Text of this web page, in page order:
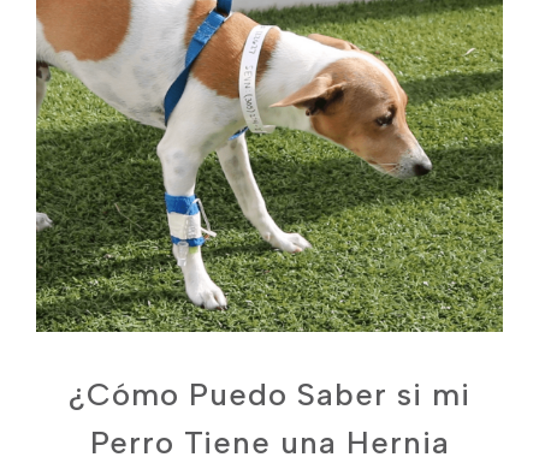
¿Cómo Puedo Saber si mi
Perro Tiene una Hernia